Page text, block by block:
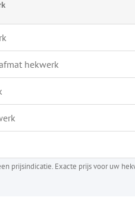
hekwerk
prijsindicatie. Exacte prijs voor uw